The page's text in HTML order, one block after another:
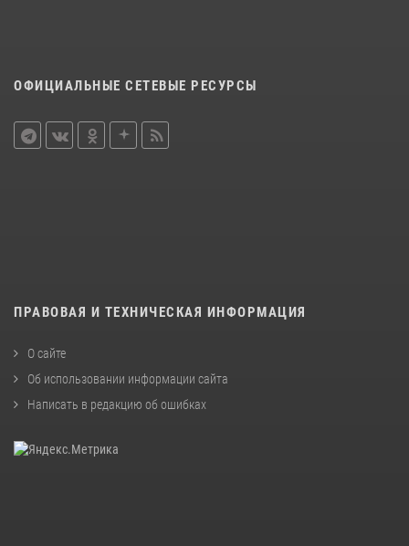
ОФИЦИАЛЬНЫЕ СЕТЕВЫЕ РЕСУРСЫ
ПРАВОВАЯ И ТЕХНИЧЕСКАЯ ИНФОРМАЦИЯ
О сайте
Об использовании информации сайта
Написать в редакцию об ошибках